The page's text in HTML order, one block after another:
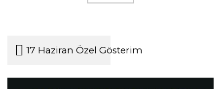
17 Haziran Özel Gösterim